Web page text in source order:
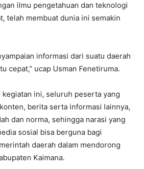
ilmu pengetahuan dan teknologi
telah membuat dunia ini semakin
informasi dari suatu daerah
cepat,” ucap Usman Fenetiruma.
kegiatan ini, seluruh peserta yang
berita serta informasi lainnya,
dan norma, sehingga narasi yang
sosial bisa berguna bagi
daerah dalam mendorong
Kaimana.